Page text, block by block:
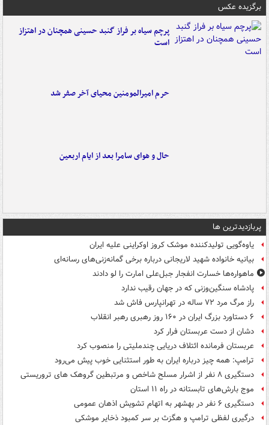
برگزیده عکس
پرچم سیاه بر فراز گنبد حسینی همچنان در اهتزاز
است
حرم امیرالمومنین محیای آخر صفر شد
حال و هوای سامرا بعد از ایام اربعین
پربازدیدترین ها
یاوه‌گویی تولیدکننده موشک کروز اوکراینی علیه ایران
بیانیه خانواده شهید لاریجانی درباره برخی گمانه‌زنی‌های رسانه‌ای
ماهواره‌ها خسارت انفجار جبل‌علی امارت را لو دادند
پادشاه سنگین‌وزنی که در جهان رقیب ندارد
راز مرگ مرد ۷۲ ساله در تهرانپارس فاش شد
۶ دستاورد بزرگ ایران در ۱۶۰ روز رهبری رهبر انقلاب
دشان از دست عربستان فرار کرد
عربستان فرمانده ائتلاف دریایی چندملیتی را منصوب کرد
ترامپ: همه چیز درباره ایران به طور استثنایی خوب پیش می‌رود
دستگیری ۸ نفر از اشرار مسلح شاخص و مرتبطین گروهک های تروریستی
موج بارش‌های تابستانه در راه ۱۱ استان
دستگیری ۶ نفر در بهشهر به اتهام تشویش اذهان عمومی
درگیری لفظی ترامپ و هگزث بر سر کمبود ذخایر موشکی